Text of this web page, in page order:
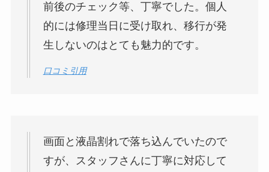
前後のチェック等、丁寧でした。個人
的には修理当日に受け取れ、移行が発
生しないのはとても魅力的です。
口コミ引用
画面と液晶割れで落ち込んでいたので
すが、スタッフさんに丁寧に対応して